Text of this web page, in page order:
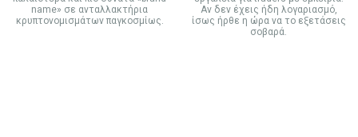
name» σε ανταλλακτήρια
κρυπτονομισμάτων παγκοσμίως.
Αν δεν έχεις ήδη λογαριασμό,
ίσως ήρθε η ώρα να το εξετάσεις
σοβαρά.